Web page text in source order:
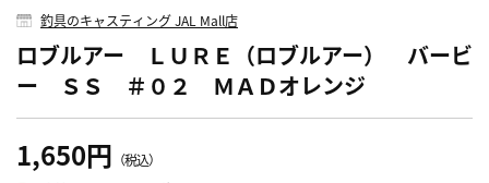
釣具のキャスティング JAL Mall店
ロブルアー ＬＵＲＥ（ロブルアー） バービ
ー ＳＳ ＃０２ ＭＡＤオレンジ
1,650円 （税込）